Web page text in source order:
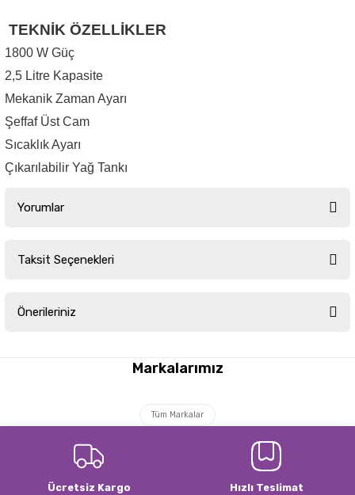
TEKNİK ÖZELLİKLER
1800 W Güç
2,5 Litre Kapasite
Mekanik Zaman Ayarı
Şeffaf Üst Cam
Sıcaklık Ayarı
Çıkarılabilir Yağ Tankı
Yorumlar
Taksit Seçenekleri
Önerileriniz
yetersiz gördüğünüz noktaları öneri formunu kullanarak tarafımıza
Ürün açıklamasında eksik bilgiler bulunuyor.
Ürün bilgilerinde hatalar bulunuyor.
Markalarımız
Tüm Markalar
Ücretsiz Kargo Hızlı Teslimat